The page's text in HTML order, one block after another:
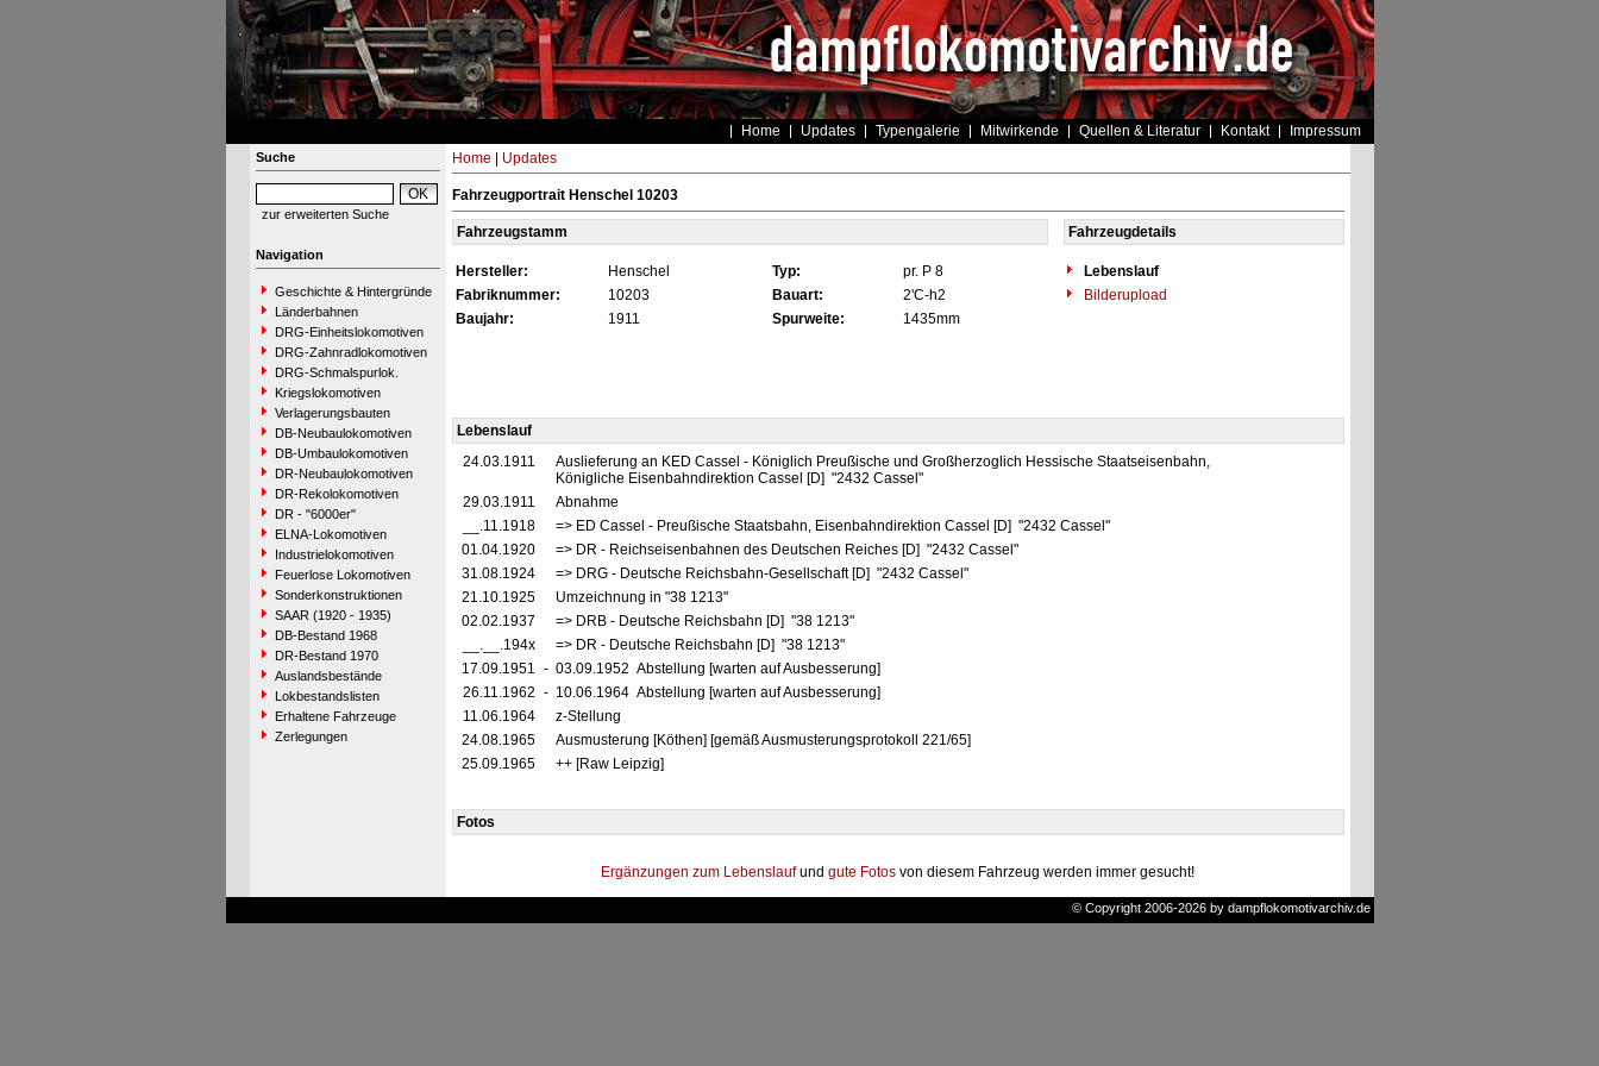
Home Updates Typengalerie Mitwirkende Quellen & Literatur Kontakt Impressum
Suche
zur erweiterten Suche
Navigation
Geschichte & Hintergründe
Länderbahnen
DRG-Einheitslokomotiven
DRG-Zahnradlokomotiven
DRG-Schmalspurlok.
Kriegslokomotiven
Verlagerungsbauten
DB-Neubaulokomotiven
DB-Umbaulokomotiven
DR-Neubaulokomotiven
DR-Rekolokomotiven
DR - "6000er"
ELNA-Lokomotiven
Industrielokomotiven
Feuerlose Lokomotiven
Sonderkonstruktionen
SAAR (1920 - 1935)
DB-Bestand 1968
DR-Bestand 1970
Auslandsbestände
Lokbestandslisten
Erhaltene Fahrzeuge
Zerlegungen
Home Updates
Fahrzeugportrait Henschel 10203
Fahrzeugstamm Fahrzeugdetails
Hersteller: Henschel Typ: pr. P 8
Lebenslauf
Fabriknummer:
10203 Bauart: 2'C-h2
Bilderupload
Baujahr:
1911 Spurweite: 1435mm
Lebenslauf
24.03.1911
Auslieferung an KED Cassel - Königlich Preußische und Großherzoglich Hessische Staatseisenbahn,
Königliche Eisenbahndirektion Cassel [D] "2432 Cassel"
29.03.1911
Abnahme
__.11.1918
=> ED Cassel - Preußische Staatsbahn, Eisenbahndirektion Cassel [D] "2432 Cassel"
01.04.1920
=> DR - Reichseisenbahnen des Deutschen Reiches [D] "2432 Cassel"
31.08.1924
=> DRG - Deutsche Reichsbahn-Gesellschaft [D] "2432 Cassel"
21.10.1925
Umzeichnung in "38 1213"
02.02.1937
=> DRB - Deutsche Reichsbahn [D] "38 1213"
__.__.194x
=> DR - Deutsche Reichsbahn [D] "38 1213"
17.09.1951 - 03.09.1952 Abstellung [warten auf Ausbesserung]
26.11.1962 - 10.06.1964 Abstellung [warten auf Ausbesserung]
11.06.1964
z-Stellung
24.08.1965
Ausmusterung [Köthen] [gemäß Ausmusterungsprotokoll 221/65]
25.09.1965
++ [Raw Leipzig]
Fotos
Ergänzungen zum Lebenslaufund gute Fotos von diesem Fahrzeug werden immer gesucht!
© Copyright 2006-2026 by dampflokomotivarchiv.de